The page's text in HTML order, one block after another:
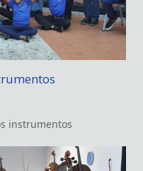
instrumentos